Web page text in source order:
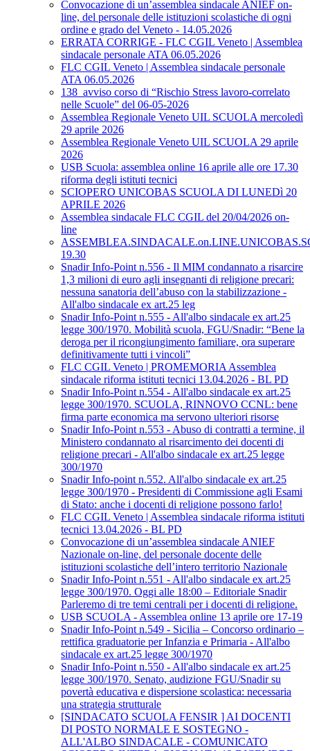
Convocazione di un’assemblea sindacale ANIEF on-
line, del personale delle istituzioni scolastiche di ogni
ordine e grado del Veneto - 14.05.2026
ERRATA CORRIGE - FLC CGIL Veneto | Assemblea
sindacale personale ATA 06.05.2026
FLC CGIL Veneto | Assemblea sindacale personale
ATA 06.05.2026
138_avviso corso di “Rischio Stress lavoro-correlato
nelle Scuole” del 06-05-2026
Assemblea Regionale Veneto UIL SCUOLA mercoledì
29 aprile 2026
Assemblea Regionale Veneto UIL SCUOLA 29 aprile
2026
USB Scuola: assemblea online 16 aprile alle ore 17.30
riforma degli istituti tecnici
SCIOPERO UNICOBAS SCUOLA DI LUNEDì 20
APRILE 2026
Assemblea sindacale FLC CGIL del 20/04/2026 on-
line
19.30
Snadir Info-Point n.556 - Il MIM condannato a risarcire
1,3 milioni di euro agli insegnanti di religione precari:
nessuna sanatoria dell’abuso con la stabilizzazione -
All'albo sindacale ex art.25 leg
Snadir Info-Point n.555 - All'albo sindacale ex art.25
legge 300/1970. Mobilità scuola, FGU/Snadir: “Bene la
deroga per il ricongiungimento familiare, ora superare
definitivamente tutti i vincoli”
FLC CGIL Veneto | PROMEMORIA Assemblea
sindacale riforma istituti tecnici 13.04.2026 - BL PD
Snadir Info-Point n.554 - All'albo sindacale ex art.25
legge 300/1970. SCUOLA, RINNOVO CCNL: bene
firma parte economica ma servono ulteriori risorse
Snadir Info-Point n.553 - Abuso di contratti a termine, il
Ministero condannato al risarcimento dei docenti di
religione precari - All'albo sindacale ex art.25 legge
300/1970
Snadir Info-point n.552. All'albo sindacale ex art.25
legge 300/1970 - Presidenti di Commissione agli Esami
di Stato: anche i docenti di religione possono farlo!
FLC CGIL Veneto | Assemblea sindacale riforma istituti
tecnici 13.04.2026 - BL PD
Convocazione di un’assemblea sindacale ANIEF
Nazionale on-line, del personale docente delle
istituzioni scolastiche dell’intero territorio Nazionale
Snadir Info-Point n.551 - All'albo sindacale ex art.25
legge 300/1970. Oggi alle 18:00 – Editoriale Snadir
Parleremo di tre temi centrali per i docenti di religione.
USB SCUOLA - Assemblea online 13 aprile ore 17-19
Snadir Info-Point n.549 - Sicilia – Concorso ordinario –
rettifica graduatorie per Infanzia e Primaria - All'albo
sindacale ex art.25 legge 300/1970
Snadir Info-Point n.550 - All'albo sindacale ex art.25
legge 300/1970. Senato, audizione FGU/Snadir su
povertà educativa e dispersione scolastica: necessaria
una strategia strutturale
[SINDACATO SCUOLA FENSIR ] AI DOCENTI
DI POSTO NORMALE E SOSTEGNO -
ALL'ALBO SINDACALE - COMUNICATO